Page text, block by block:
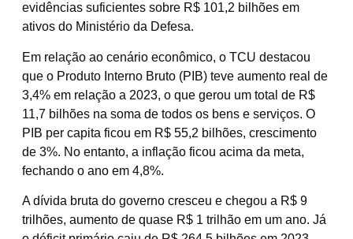
evidências suficientes sobre R$ 101,2 bilhões em
ativos do Ministério da Defesa.
Em relação ao cenário econômico, o TCU destacou
que o Produto Interno Bruto (PIB) teve aumento real de
3,4% em relação a 2023, o que gerou um total de R$
11,7 bilhões na soma de todos os bens e serviços. O
PIB per capita ficou em R$ 55,2 bilhões, crescimento
de 3%. No entanto, a inflação ficou acima da meta,
fechando o ano em 4,8%.
A dívida bruta do governo cresceu e chegou a R$ 9
trilhões, aumento de quase R$ 1 trilhão em um ano. Já